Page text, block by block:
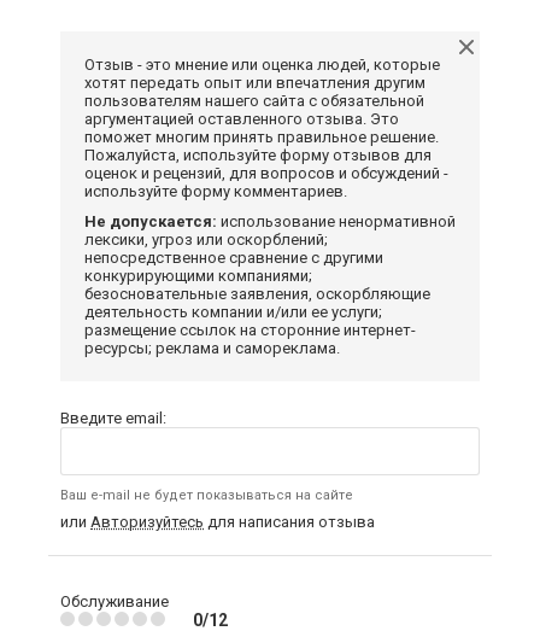
Отзыв - это мнение или оценка людей, которые
хотят передать опыт или впечатления другим
пользователям нашего сайта с обязательной
аргументацией оставленного отзыва. Это
поможет многим принять правильное решение.
Пожалуйста, используйте форму отзывов для
оценок и рецензий, для вопросов и обсуждений -
используйте форму комментариев.
Не допускается: использование ненормативной
лексики, угроз или оскорблений;
непосредственное сравнение с другими
конкурирующими компаниями;
безосновательные заявления, оскорбляющие
деятельность компании и/или ее услуги;
размещение ссылок на сторонние интернет-
ресурсы; реклама и самореклама.
Введите email:
Ваш e-mail не будет показываться на сайте
или Авторизуйтесь для написания отзыва
Обслуживание
0/12